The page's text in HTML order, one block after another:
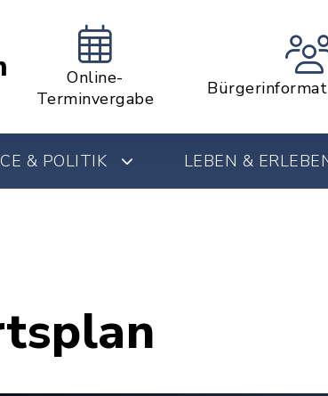
Online-
Terminvergabe
& POLITIK LEBEN &